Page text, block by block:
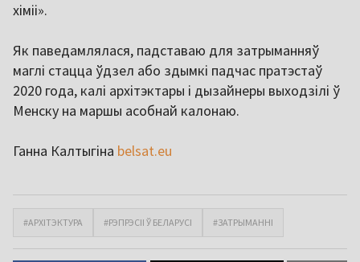
хіміі».
Як паведамлялася, падставаю для затрыманняў
маглі стацца ўдзел або здымкі падчас пратэстаў
2020 года, калі архітэктары і дызайнеры выходзілі ў
Менску на маршы асобнай калонаю.
Ганна Калтыгіна belsat.eu
#АРХІТЭКТУРА #РЭПРЭСІІ Ў БЕЛАРУСІ #ЗАТРЫМАННІ